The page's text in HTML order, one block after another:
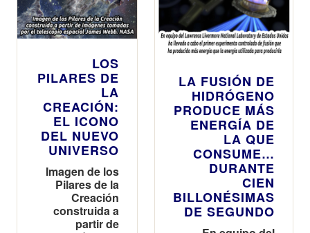
LOS
PILARES DE
LA
CREACIÓN:
EL ICONO
DEL NUEVO
UNIVERSO
Imagen de los
Pilares de la
Creación
construida a
partir de
LA FUSIÓN DE
HIDRÓGENO
PRODUCE MÁS
ENERGÍA DE
LA QUE
CONSUME…
DURANTE
CIEN
BILLONÉSIMAS
DE SEGUNDO